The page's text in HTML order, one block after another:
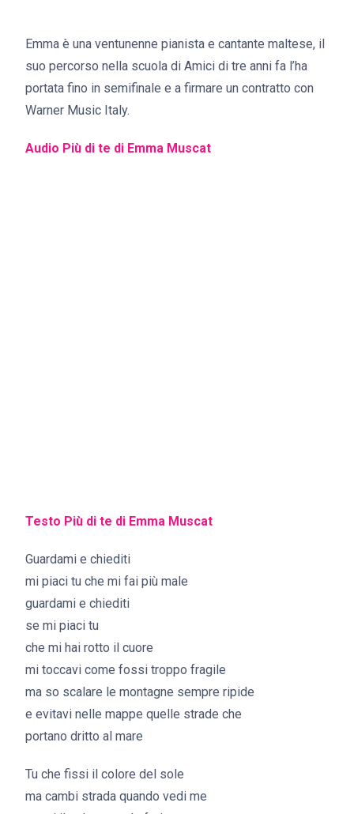
Emma è una ventunenne pianista e cantante maltese, il
suo percorso nella scuola di Amici di tre anni fa l’ha
portata fino in semifinale e a firmare un contratto con
Warner Music Italy.
Audio Più di te di Emma Muscat
Testo Più di te di Emma Muscat
Guardami e chiediti
mi piaci tu che mi fai più male
guardami e chiediti
se mi piaci tu
che mi hai rotto il cuore
mi toccavi come fossi troppo fragile
ma so scalare le montagne sempre ripide
e evitavi nelle mappe quelle strade che
portano dritto al mare
Tu che fissi il colore del sole
ma cambi strada quando vedi me